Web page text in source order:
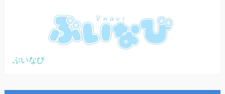
ぶいなび